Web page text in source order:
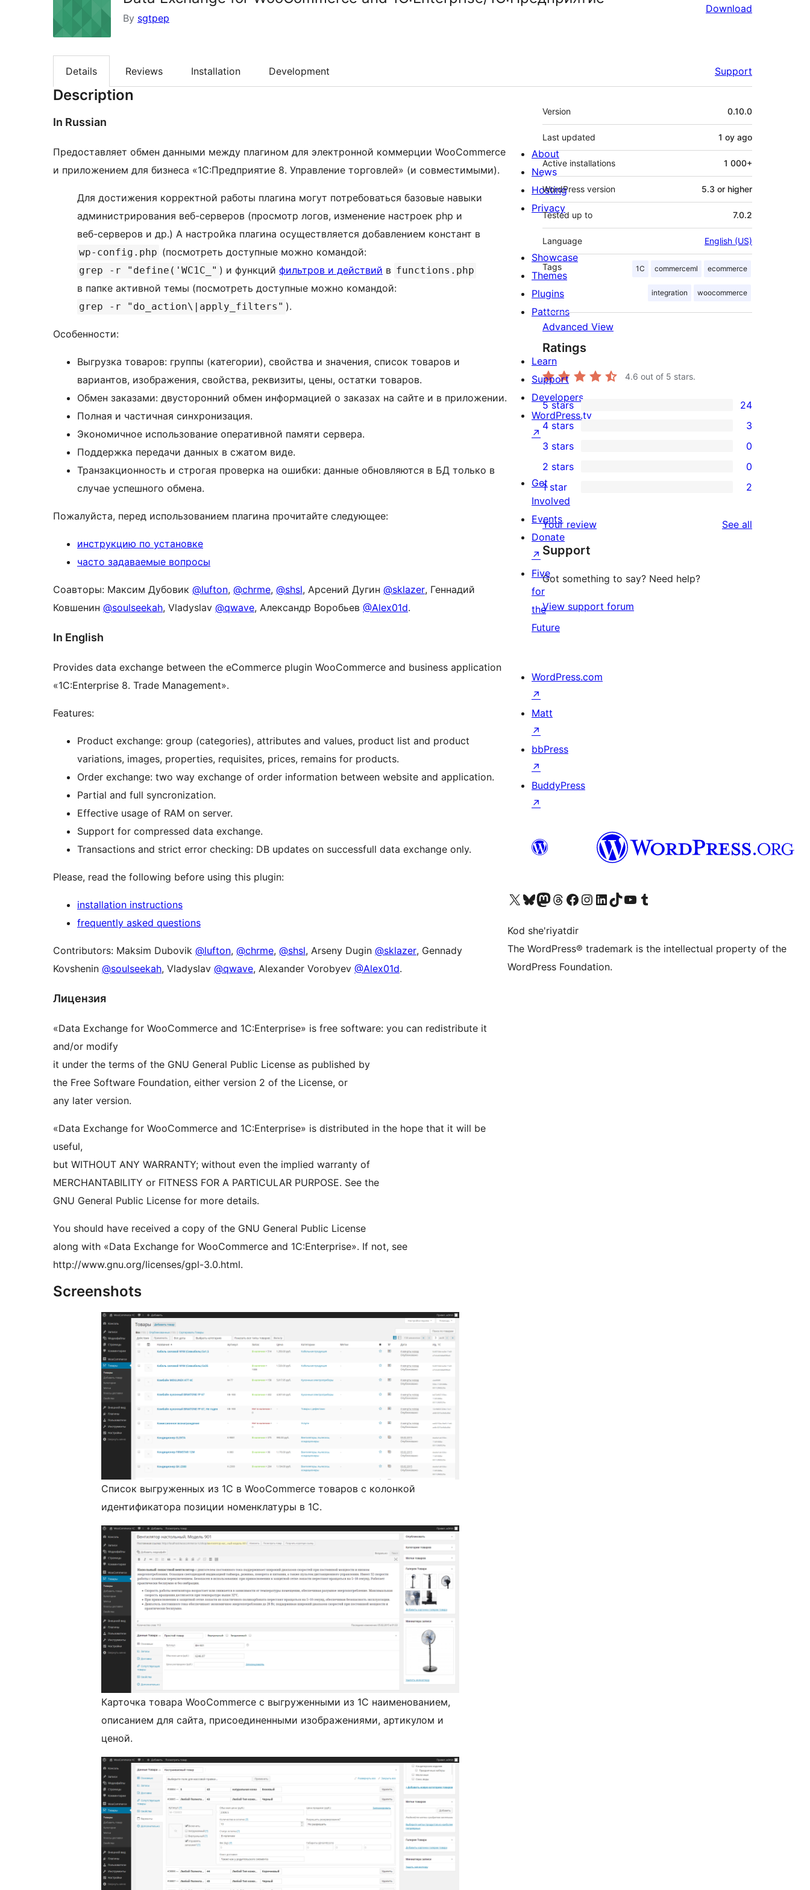
By sgtpep
Download
Details Reviews Installation Development Support
Description
In Russian
Предоставляет обмен данными между плагином для электронной коммерции WooCommerce
и приложением для бизнеса «1C:Предприятие 8. Управление торговлей» (и совместимыми).
Для достижения корректной работы плагина могут потребоваться базовые навыки
администрирования веб-серверов (просмотр логов, изменение настроек php и
веб-серверов и др.) А настройка плагина осуществляется добавлением констант в
wp-config.php (посмотреть доступные можно командой:
grep -r "define('WC1C_" ) и функций фильтров и действий в functions.php
в папке активной темы (посмотреть доступные можно командой:
grep -r "do_action\|apply_filters" ).
Особенности:
Выгрузка товаров: группы (категории), свойства и значения, список товаров и
вариантов, изображения, свойства, реквизиты, цены, остатки товаров.
Обмен заказами: двусторонний обмен информацией о заказах на сайте и в приложении.
Полная и частичная синхронизация.
Экономичное использование оперативной памяти сервера.
Поддержка передачи данных в сжатом виде.
Транзакционность и строгая проверка на ошибки: данные обновляются в БД только в
случае успешного обмена.
Пожалуйста, перед использованием плагина прочитайте следующее:
инструкцию по установке
часто задаваемые вопросы
Соавторы: Максим Дубовик @lufton, @chrme, @shsl, Арсений Дугин @sklazer, Геннадий
Ковшенин @soulseekah, Vladyslav @qwave, Александр Воробьев @Alex01d.
In English
Provides data exchange between the eCommerce plugin WooCommerce and business application
«1C:Enterprise 8. Trade Management».
Features:
Product exchange: group (categories), attributes and values, product list and product
variations, images, properties, requisites, prices, remains for products.
Order exchange: two way exchange of order information between website and application.
Partial and full syncronization.
Effective usage of RAM on server.
Support for compressed data exchange.
Transactions and strict error checking: DB updates on successfull data exchange only.
Please, read the following before using this plugin:
installation instructions
frequently asked questions
Contributors: Maksim Dubovik @lufton, @chrme, @shsl, Arseny Dugin @sklazer, Gennady
Kovshenin @soulseekah, Vladyslav @qwave, Alexander Vorobyev @Alex01d.
Лицензия
«Data Exchange for WooCommerce and 1C:Enterprise» is free software: you can redistribute it
and/or modify
it under the terms of the GNU General Public License as published by
the Free Software Foundation, either version 2 of the License, or
any later version.
«Data Exchange for WooCommerce and 1C:Enterprise» is distributed in the hope that it will be
useful,
but WITHOUT ANY WARRANTY; without even the implied warranty of
MERCHANTABILITY or FITNESS FOR A PARTICULAR PURPOSE. See the
GNU General Public License for more details.
You should have received a copy of the GNU General Public License
along with «Data Exchange for WooCommerce and 1C:Enterprise». If not, see
http://www.gnu.org/licenses/gpl-3.0.html.
Screenshots
Список выгруженных из 1С в WooCommerce товаров с колонкой
идентификатора позиции номенклатуры в 1С.
Карточка товара WooCommerce с выгруженными из 1С наименованием,
описанием для сайта, присоединенными изображениями, артикулом и
ценой.
Meta
Version 0.10.0
Last updated 1 oy ago
Active installations 1 000+
WordPress version 5.3 or higher
Tested up to 7.0.2
Language English (US)
Tags 1C commerceml ecommerce
integration woocommerce
Advanced View
Ratings
4.6 out of 5 stars.
24
5-
star
reviews
5 stars 24
4-
star
reviews
4 stars 3
0
3-
star
reviews
3 stars 0
2-
reviews
2 stars 0
star
reviews
1 star 2
Your review See all
Support
Got something to say? Need help?
View support forum
About
News
Hosting
Privacy
Showcase
Themes
Plugins
Patterns
Learn
Support
Developers
WordPress.tv
↗
Get
Involved
Events
Donate
↗
Five
for
the
Future
WordPress.com
↗
Matt
↗
bbPress
↗
BuddyPress
↗
Visit our X (formerly Twitter) account
Visit our Bluesky account
Visit our Mastodon account
Visit our Threads account
Visit our Facebook page
Visit our Instagram account
Visit our LinkedIn account
Visit our TikTok account
Visit our YouTube channel
Visit our Tumblr account
Kod she'riyatdir
The WordPress® trademark is the intellectual property of the
WordPress Foundation.